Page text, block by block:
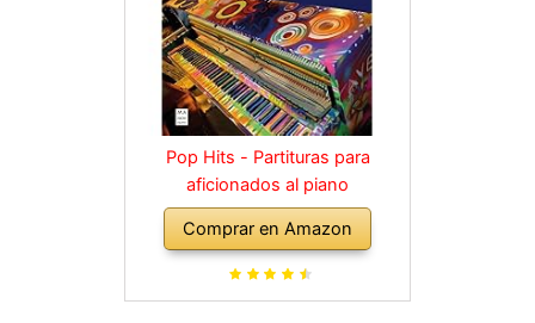
Pop Hits - Partituras para
aficionados al piano
Comprar en Amazon